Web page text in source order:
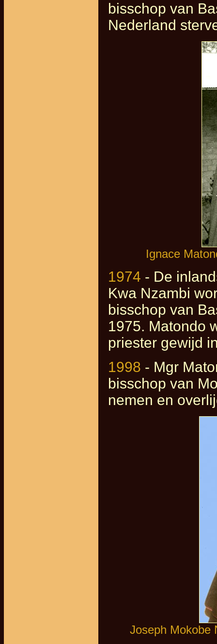
bisschop van
Nederland
Ignace
1974 - De
Kwa Nzambi
bisschop van
1975. Matondo
priester gewijd
1998 - Mgr
bisschop van
nemen en
Joseph Mokobe